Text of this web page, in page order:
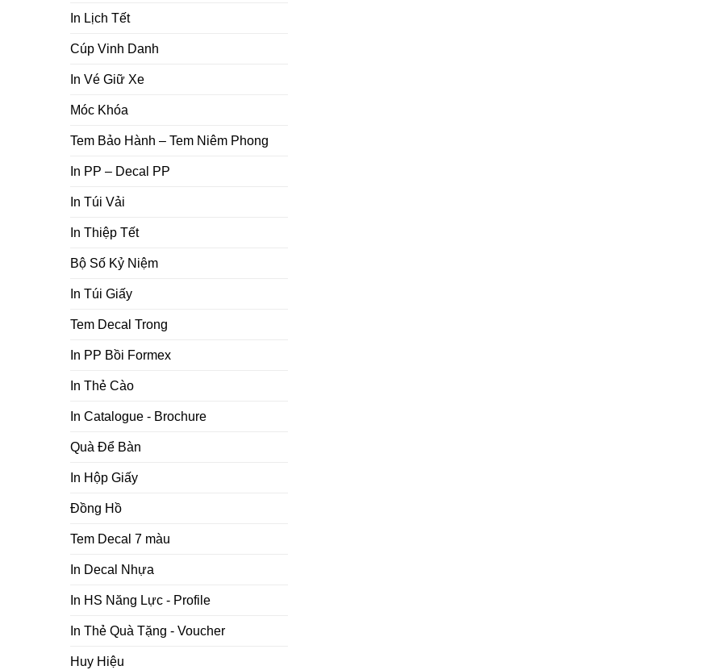
In Lịch Tết
Cúp Vinh Danh
In Vé Giữ Xe
Móc Khóa
Tem Bảo Hành – Tem Niêm Phong
In PP – Decal PP
In Túi Vải
In Thiệp Tết
Bộ Số Kỷ Niệm
In Túi Giấy
Tem Decal Trong
In PP Bồi Formex
In Thẻ Cào
In Catalogue - Brochure
Quà Để Bàn
In Hộp Giấy
Đồng Hồ
Tem Decal 7 màu
In Decal Nhựa
In HS Năng Lực - Profile
In Thẻ Quà Tặng - Voucher
Huy Hiệu